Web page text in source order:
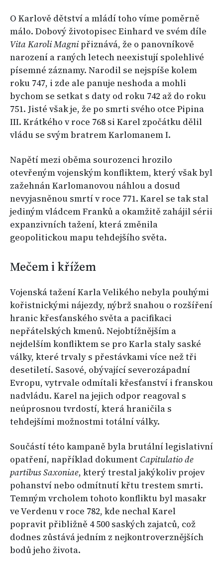
O Karlově dětství a mládí toho víme poměrně
málo. Dobový životopisec Einhard ve svém díle
Vita Karoli Magnipřiznává, že o panovníkově
narození a raných letech neexistují spolehlivé
písemné záznamy. Narodil se nejspíše kolem
roku 747, i zde ale panuje neshoda a mohli
bychom se setkat s daty od roku 742 až do roku
751. Jisté však je, že po smrti svého otce Pipina
III. Krátkého v roce 768 si Karel zpočátku dělil
vládu se svým bratrem Karlomanem I.
Napětí mezi oběma sourozenci hrozilo
otevřeným vojenským konfliktem, který však byl
zažehnán Karlomanovou náhlou a dosud
nevyjasněnou smrtí v roce 771. Karel se tak stal
jediným vládcem Franků a okamžitě zahájil sérii
expanzivních tažení, která změnila
geopolitickou mapu tehdejšího světa.
Mečem i křížem
Vojenská tažení Karla Velikého nebyla pouhými
kořistnickými nájezdy, nýbrž snahou o rozšíření
hranic křesťanského světa a pacifikaci
nepřátelských kmenů. Nejobtížnějším a
nejdelším konfliktem se pro Karla staly saské
války, které trvaly s přestávkami více než tři
desetiletí. Sasové, obývající severozápadní
Evropu, vytrvale odmítali křesťanství i franskou
nadvládu. Karel na jejich odpor reagoval s
neúprosnou tvrdostí, která hraničila s
tehdejšími možnostmi totální války.
Součástí této kampaně byla brutální legislativní
opatření, například dokument Capitulatio de
partibus Saxoniae, který trestal jakýkoliv projev
pohanství nebo odmítnutí křtu trestem smrti.
Temným vrcholem tohoto konfliktu byl masakr
ve Verdenu v roce 782, kde nechal Karel
popravit přibližně 4 500 saských zajatců, což
dodnes zůstává jedním z nejkontroverznějších
bodů jeho života.